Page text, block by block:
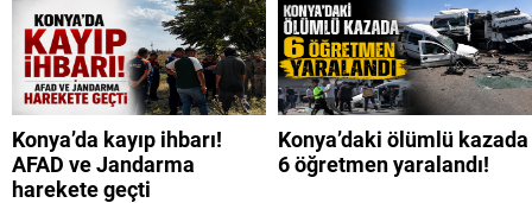
Konya’da kayıp ihbarı!
AFAD ve Jandarma
harekete geçti
Konya’daki ölümlü kazada
6 öğretmen yaralandı!